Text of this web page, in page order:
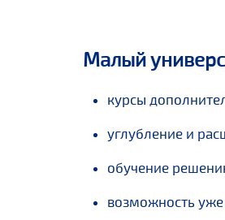
Малый
курсы
углубление и
обучение
возможность